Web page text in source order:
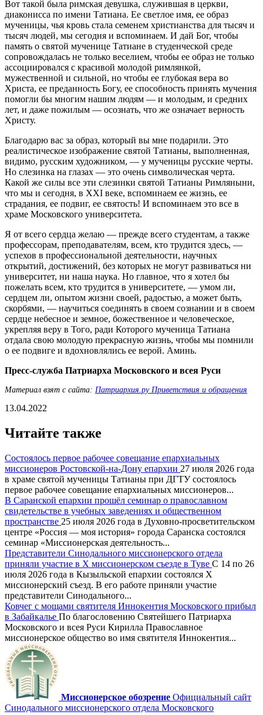
Вот такой была римская девушка, служившая в церкви,
диаконисса по имени Татиана. Ее светлое имя, ее образ
мученицы, чья кровь стала семенем христианства для тысяч и
тысяч людей, мы сегодня и вспоминаем. И дай Бог, чтобы
память о святой мученице Татиане в студенческой среде
сопровождалась не только веселием, чтобы ее образ не только
ассоциировался с красивой молодой римлянкой,
мужественной и сильной, но чтобы ее глубокая вера во
Христа, ее преданность Богу, ее способность принять мучения
помогли бы многим нашим людям — и молодым, и средних
лет, и даже пожилым — осознать, что же означает верность
Христу.
Благодарю вас за образ, который вы мне подарили. Это
реалистическое изображение святой Татианы, выполненная,
видимо, русским художником, — у мученицы русские черты.
Но слезинка на глазах — это очень символическая черта.
Какой же силы все эти слезинки святой Татианы Римляныни,
что мы и сегодня, в XXI веке, вспоминаем ее жизнь, ее
страдания, ее подвиг, ее святость! И вспоминаем это все в
храме Московского университета.
Я от всего сердца желаю — прежде всего студентам, а также
профессорам, преподавателям, всем, кто трудится здесь, —
успехов в профессиональной деятельности, научных
открытий, достижений, без которых не могут развиваться ни
университет, ни наша наука. Но главное, что я хотел бы
пожелать всем, кто трудится в университете, — умом ли,
сердцем ли, опытом жизни своей, радостью, а может быть,
скорбями, — научиться соединять в своем сознании и в своем
сердце небесное и земное, божественное и человеческое,
укрепляя веру в Того, ради Которого мученица Татиана
отдала свою молодую прекрасную жизнь, чтобы мы помнили
о ее подвиге и вдохновлялись ее верой. Аминь.
Пресс-служба Патриарха Московского и всея Руси
Материал взят с сайта: Патриархия.ру Приветствия и обращения
13.04.2022
Читайте также
Состоялось первое рабочее совещание епархиальных
миссионеров Ростовской-на-Дону епархии 27 июля 2026 года
в храме святой мученицы Татианы при ДГТУ состоялось
первое рабочее совещание епархиальных миссионеров...
В Саранской епархии прошёл семинар о православном
свидетельстве в учебных заведениях и общественном
пространстве 25 июля 2026 года в Духовно-просветительском
центре «Россия — моя история» города Саранска состоялся
семинар «Миссионерская деятельность...
Представители Синодального миссионерского отдела
приняли участие в X миссионерском съезде в Туве С 14 по 26
июля 2026 года в Кызыльской епархии состоялся X
миссионерский съезд. В его работе приняли участие
представители Синодального...
Ковчег с мощами святителя Иннокентия Московского прибыл
в Забайкалье По благословению Святейшего Патриарха
Московского и всея Руси Кирилла Православное
миссионерское общество во имя святителя Иннокентия...
Миссионерское обозрение Официальный сайт
Синодального миссионерского отдела Московского